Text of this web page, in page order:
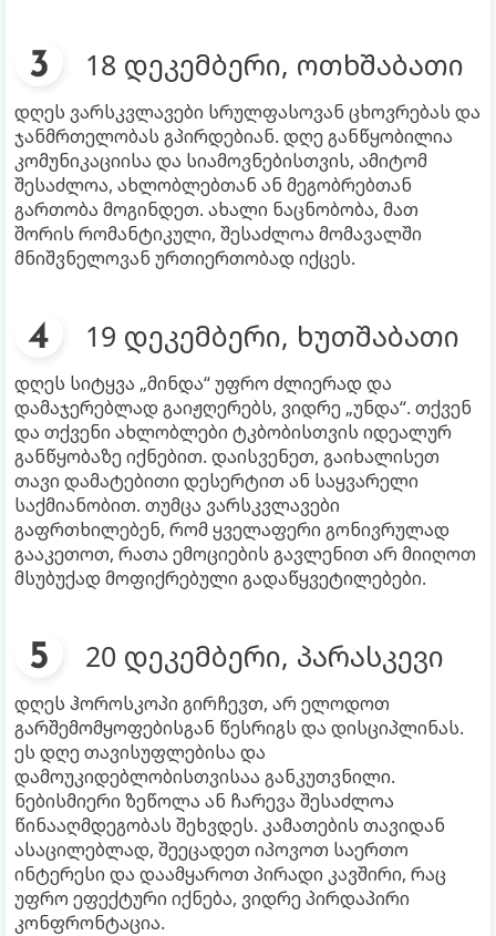
18 დეკემბერი, ოთხშაბათი
დღეს ვარსკვლავები სრულფასოვან ცხოვრებას და
ჯანმრთელობას გპირდებიან. დღე განწყობილია
კომუნიკაციისა და სიამოვნებისთვის, ამიტომ
შესაძლოა, ახლობლებთან ან მეგობრებთან
გართობა მოგინდეთ. ახალი ნაცნობობა, მათ
შორის რომანტიკული, შესაძლოა მომავალში
მნიშვნელოვან ურთიერთობად იქცეს.
19 დეკემბერი, ხუთშაბათი
დღეს სიტყვა „მინდა“ უფრო ძლიერად და
დამაჯერებლად გაიჟღერებს, ვიდრე „უნდა“. თქვენ
და თქვენი ახლობლები ტკბობისთვის იდეალურ
განწყობაზე იქნებით. დაისვენეთ, გაიხალისეთ
თავი დამატებითი დესერტით ან საყვარელი
საქმიანობით. თუმცა ვარსკვლავები
გაფრთხილებენ, რომ ყველაფერი გონივრულად
გააკეთოთ, რათა ემოციების გავლენით არ მიიღოთ
მსუბუქად მოფიქრებული გადაწყვეტილებები.
20 დეკემბერი, პარასკევი
დღეს ჰოროსკოპი გირჩევთ, არ ელოდოთ
გარშემომყოფებისგან წესრიგს და დისციპლინას.
ეს დღე თავისუფლებისა და
დამოუკიდებლობისთვისაა განკუთვნილი.
ნებისმიერი ზეწოლა ან ჩარევა შესაძლოა
წინააღმდეგობას შეხვდეს. კამათების თავიდან
ასაცილებლად, შეეცადეთ იპოვოთ საერთო
ინტერესი და დაამყაროთ პირადი კავშირი, რაც
უფრო ეფექტური იქნება, ვიდრე პირდაპირი
კონფრონტაცია.